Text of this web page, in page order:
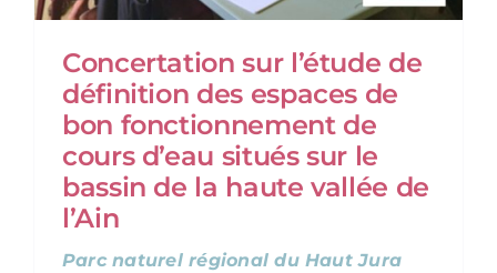
Concertation sur l’étude de
définition des espaces de
bon fonctionnement de
cours d’eau situés sur le
bassin de la haute vallée de
l’Ain
Parc naturel régional du Haut Jura